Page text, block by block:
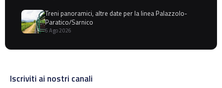
Treni panoramici, altre date per la linea Palazzolo-
Paratico/Sarnico
6 Ago 2026
Iscriviti ai nostri canali